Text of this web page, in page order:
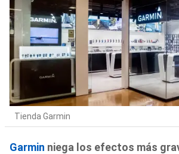
Tienda Garmin
Garmin niega los efectos más